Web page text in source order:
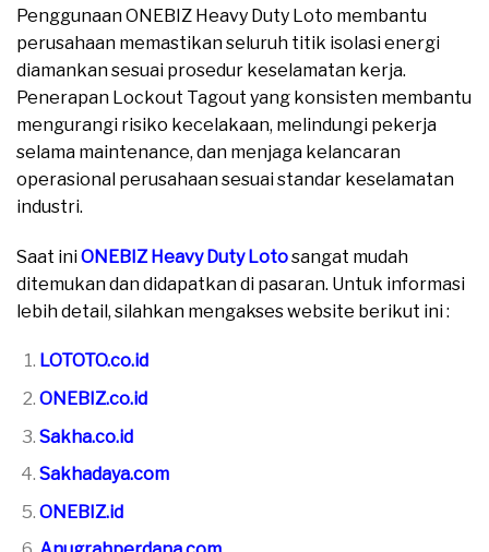
Penggunaan ONEBIZ Heavy Duty Loto membantu
perusahaan memastikan seluruh titik isolasi energi
diamankan sesuai prosedur keselamatan kerja.
Penerapan Lockout Tagout yang konsisten membantu
mengurangi risiko kecelakaan, melindungi pekerja
selama maintenance, dan menjaga kelancaran
operasional perusahaan sesuai standar keselamatan
industri.
Saat iniONEBIZ Heavy Duty Lotosangat mudah
ditemukan dan didapatkan di pasaran. Untuk informasi
lebih detail, silahkan mengakses website berikut ini :
LOTOTO.co.id
ONEBIZ.co.id
Sakha.co.id
Sakhadaya.com
ONEBIZ.id